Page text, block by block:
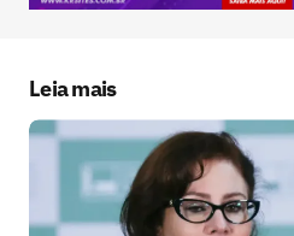
Submit Comment
Leia mais